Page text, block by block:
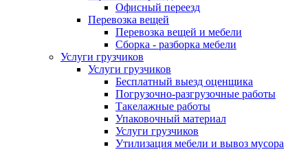
Офисный переезд
Перевозка вещей
Перевозка вещей и мебели
Сборка - разборка мебели
Услуги грузчиков
Услуги грузчиков
Бесплатный выезд оценщика
Погрузочно-разгрузочные работы
Такелажные работы
Упаковочный материал
Услуги грузчиков
Утилизация мебели и вывоз мусора